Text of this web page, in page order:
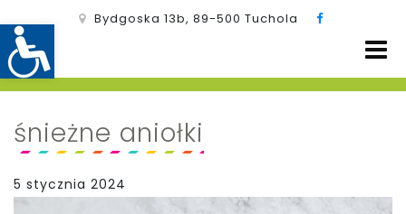
Bydgoska 13b, 89-500 Tuchola
śnieżne aniołki
5 stycznia 2024